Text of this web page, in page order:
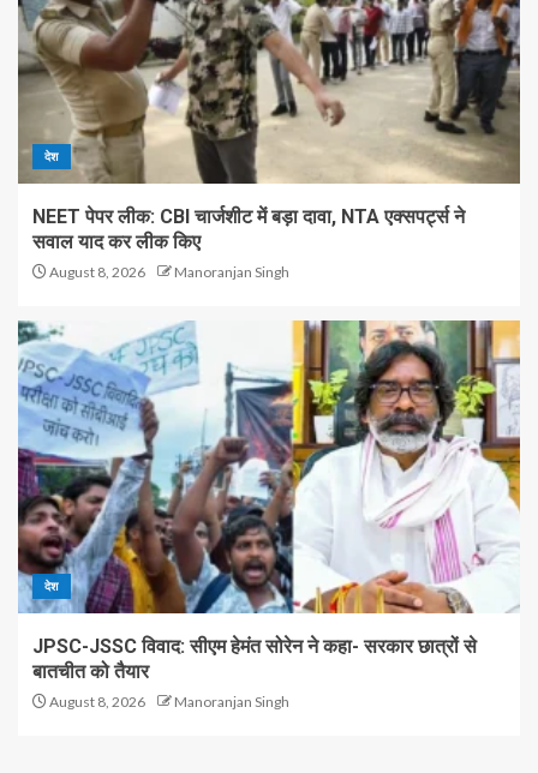
देश
NEET पेपर लीक: CBI चार्जशीट में बड़ा दावा, NTA एक्सपर्ट्स ने
सवाल याद कर लीक किए
August 8, 2026 Manoranjan Singh
देश
JPSC-JSSC विवाद: सीएम हेमंत सोरेन ने कहा- सरकार छात्रों से
बातचीत को तैयार
August 8, 2026 Manoranjan Singh